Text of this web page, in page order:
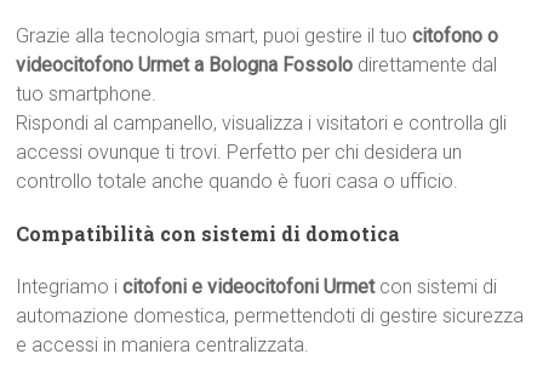
Grazie alla tecnologia smart, puoi gestire il tuocitofono o
videocitofono Urmet a Bologna Fossolo direttamente dal
tuo smartphone.
Rispondi al campanello, visualizza i visitatori e controlla gli
accessi ovunque ti trovi. Perfetto per chi desidera un
controllo totale anche quando è fuori casa o ufficio.
Compatibilità con sistemi di domotica
Integriamo icitofoni e videocitofoni Urmetcon sistemi di
automazione domestica, permettendoti di gestire sicurezza
e accessi in maniera centralizzata.